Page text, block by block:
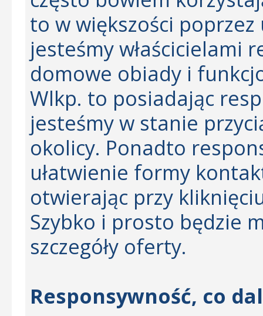
to w większości
jesteśmy właścicielami
domowe obiady i
Wlkp. to posiadając
jesteśmy w stanie
okolicy. Ponadto
ułatwienie formy
otwierając przy
Szybko i prosto będzie
szczegóły oferty.
Responsywność, co